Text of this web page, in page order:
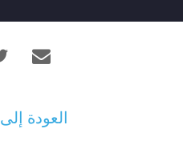
العودة إلى